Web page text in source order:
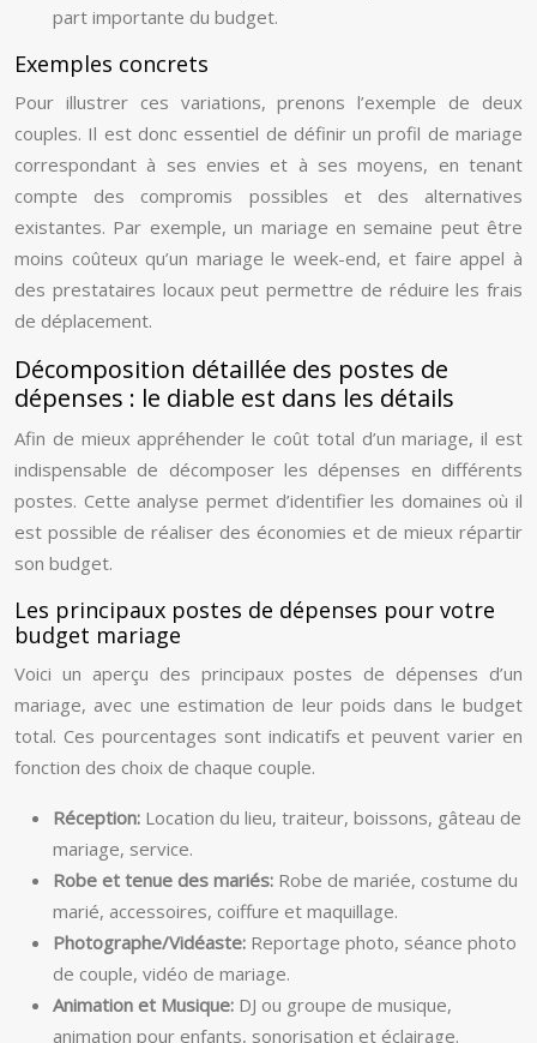
part importante du budget.
Exemples concrets
Pour illustrer ces variations, prenons l’exemple de deux
couples. Il est donc essentiel de définir un profil de mariage
correspondant à ses envies et à ses moyens, en tenant
compte des compromis possibles et des alternatives
existantes. Par exemple, un mariage en semaine peut être
moins coûteux qu’un mariage le week-end, et faire appel à
des prestataires locaux peut permettre de réduire les frais
de déplacement.
Décomposition détaillée des postes de
dépenses : le diable est dans les détails
Afin de mieux appréhender le coût total d’un mariage, il est
indispensable de décomposer les dépenses en différents
postes. Cette analyse permet d’identifier les domaines où il
est possible de réaliser des économies et de mieux répartir
son budget.
Les principaux postes de dépenses pour votre
budget mariage
Voici un aperçu des principaux postes de dépenses d’un
mariage, avec une estimation de leur poids dans le budget
total. Ces pourcentages sont indicatifs et peuvent varier en
fonction des choix de chaque couple.
Réception: Location du lieu, traiteur, boissons, gâteau de
mariage, service.
Robe et tenue des mariés: Robe de mariée, costume du
marié, accessoires, coiffure et maquillage.
Photographe/Vidéaste: Reportage photo, séance photo
de couple, vidéo de mariage.
Animation et Musique: DJ ou groupe de musique,
animation pour enfants, sonorisation et éclairage.